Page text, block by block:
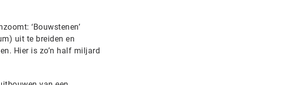
‘Bouwstenen’
uit te breiden en
Hier is zo’n half miljard